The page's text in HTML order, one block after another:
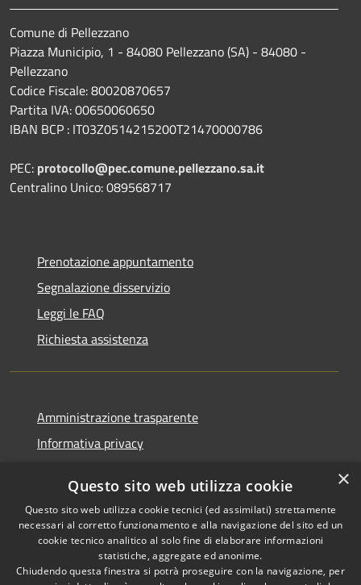
Comune di Pellezzano
Piazza Municipio, 1 - 84080 Pellezzano (SA) - 84080 -
Pellezzano
Codice Fiscale: 80020870657
Partita IVA: 00650060650
IBAN BCP : IT03Z0514215200T21470000786
PEC: protocollo@pec.comune.pellezzano.sa.it
Centralino Unico: 089568717
Prenotazione appuntamento
Segnalazione disservizio
Leggi le FAQ
Richiesta assistenza
Amministrazione trasparente
Informativa privacy
Dichiarazione di accessibilità
RSS Copyright © 2026 • Comune di
×
Questo sito web utilizza cookie
Questo sito web utilizza cookie tecnici (ed assimilati) strettamente
necessari al corretto funzionamento e alla navigazione del sito ed un
cookie tecnico analitico al solo fine di elaborare informazioni
statistiche, aggregate ed anonime.
Chiudendo questa finestra si potrà proseguire con la navigazione, per